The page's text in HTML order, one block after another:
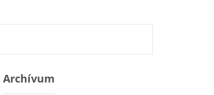
ArchívumArchívum